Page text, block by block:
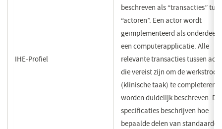
IHE-Profiel
beschreven als “transacties”
“actoren”. Een actor wordt
geïmplementeerd als onderdeel
een computerapplicatie. Alle
relevante transacties tussen
die vereist zijn om de
(klinische taak) te completeren
worden duidelijk beschreven. De
specificaties beschrijven hoe
bepaalde delen van standaarden